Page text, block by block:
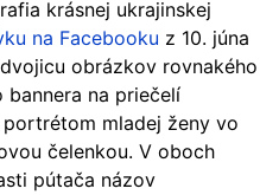
krásnej ukrajinskej
na Facebooku z 10. júna
obrázkov rovnakého
bannera na priečelí
mladej ženy vo
čelenkou. V oboch
pútača názov